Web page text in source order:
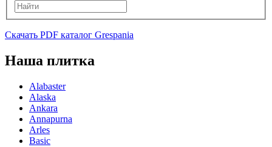
Скачать PDF каталог Grespania
Наша плитка
Alabaster
Alaska
Ankara
Annapurna
Arles
Basic